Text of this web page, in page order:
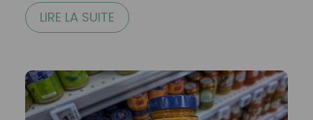
LIRE LA SUITE